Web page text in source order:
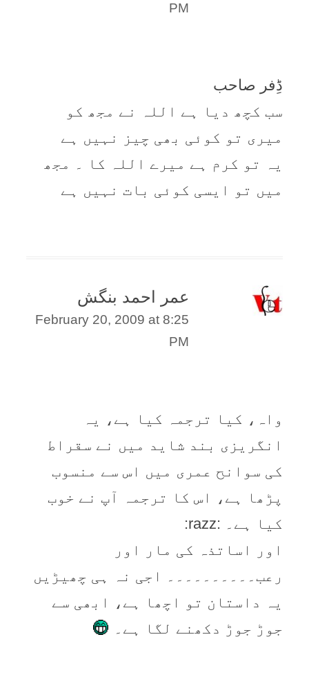
PM
ڈِفر صاحب
سب کچھ دیا ہے اللہ نے مجھ کو
میری تو کوئی بھی چیز نہیں ہے
یہ تو کرم ہے میرے اللہ کا ۔ مجھ
میں تو ایسی کوئی بات نہیں ہے
عمر احمد بنگش
February 20, 2009 at 8:25
PM
واہ، کیا ترجمہ کیا ہے، یہ
انگریزی بند شاید میں نے سقراط
کی سوانح عمری میں اس سے منسوب
پڑھا ہے، اس کا ترجمہ آپ نے خوب
کیا ہے۔ :razz:
اور اساتذہ کی مار اور
رعب۔۔۔۔۔۔۔۔۔۔ اجی نہ ہی چھیڑیں
یہ داستان تو اچھا ہے، ابھی سے
جوڑ جوڑ دکھنے لگا ہے۔